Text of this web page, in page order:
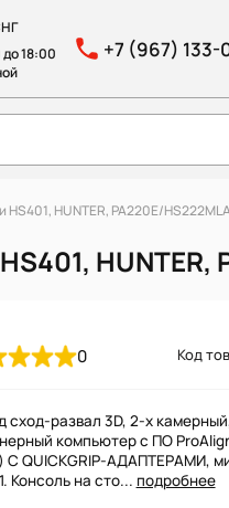
18:00
+7 (967) 133-
HUNTER, PA220E/
HUNTER,
0 Код
сход-развал 3D, 2-х
компьютер с ПО
С QUICKGRIP-АДАПТЕРАМИ,
Консоль на сто... подробнее